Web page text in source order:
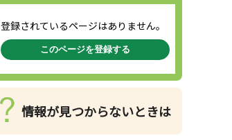
登録されているページはありません。
このページを登録する
情報が見つからないときは